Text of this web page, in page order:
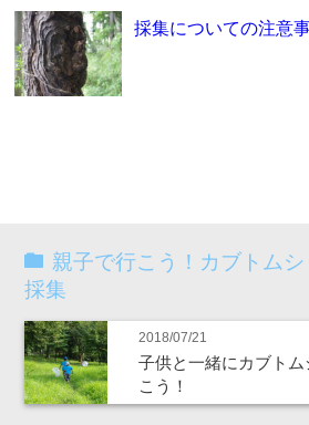
採集についての注意
親子で行こう！カブトムシ
採集
2018/07/21
子供と一緒にカブト
こう！